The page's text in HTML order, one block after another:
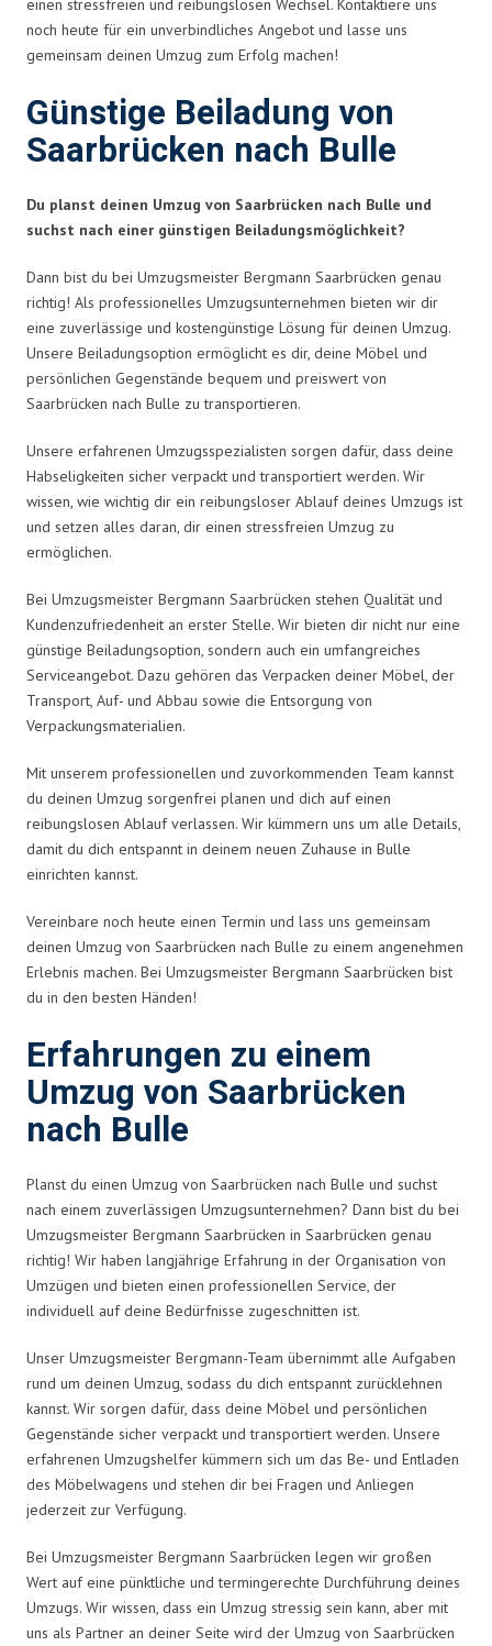
einen stressfreien und reibungslosen Wechsel. Kontaktiere uns
noch heute für ein unverbindliches Angebot und lasse uns
gemeinsam deinen Umzug zum Erfolg machen!
Günstige Beiladung von
Saarbrücken nach Bulle
Du planst deinen Umzug von Saarbrücken nach Bulle und
suchst nach einer günstigen Beiladungsmöglichkeit?
Dann bist du bei Umzugsmeister Bergmann Saarbrücken genau
richtig! Als professionelles Umzugsunternehmen bieten wir dir
eine zuverlässige und kostengünstige Lösung für deinen Umzug.
Unsere Beiladungsoption ermöglicht es dir, deine Möbel und
persönlichen Gegenstände bequem und preiswert von
Saarbrücken nach Bulle zu transportieren.
Unsere erfahrenen Umzugsspezialisten sorgen dafür, dass deine
Habseligkeiten sicher verpackt und transportiert werden. Wir
wissen, wie wichtig dir ein reibungsloser Ablauf deines Umzugs ist
und setzen alles daran, dir einen stressfreien Umzug zu
ermöglichen.
Bei Umzugsmeister Bergmann Saarbrücken stehen Qualität und
Kundenzufriedenheit an erster Stelle. Wir bieten dir nicht nur eine
günstige Beiladungsoption, sondern auch ein umfangreiches
Serviceangebot. Dazu gehören das Verpacken deiner Möbel, der
Transport, Auf- und Abbau sowie die Entsorgung von
Verpackungsmaterialien.
Mit unserem professionellen und zuvorkommenden Team kannst
du deinen Umzug sorgenfrei planen und dich auf einen
reibungslosen Ablauf verlassen. Wir kümmern uns um alle Details,
damit du dich entspannt in deinem neuen Zuhause in Bulle
einrichten kannst.
Vereinbare noch heute einen Termin und lass uns gemeinsam
deinen Umzug von Saarbrücken nach Bulle zu einem angenehmen
Erlebnis machen. Bei Umzugsmeister Bergmann Saarbrücken bist
du in den besten Händen!
Erfahrungen zu einem
Umzug von Saarbrücken
nach Bulle
Planst du einen Umzug von Saarbrücken nach Bulle und suchst
nach einem zuverlässigen Umzugsunternehmen? Dann bist du bei
Umzugsmeister Bergmann Saarbrücken in Saarbrücken genau
richtig! Wir haben langjährige Erfahrung in der Organisation von
Umzügen und bieten einen professionellen Service, der
individuell auf deine Bedürfnisse zugeschnitten ist.
Unser Umzugsmeister Bergmann-Team übernimmt alle Aufgaben
rund um deinen Umzug, sodass du dich entspannt zurücklehnen
kannst. Wir sorgen dafür, dass deine Möbel und persönlichen
Gegenstände sicher verpackt und transportiert werden. Unsere
erfahrenen Umzugshelfer kümmern sich um das Be- und Entladen
des Möbelwagens und stehen dir bei Fragen und Anliegen
jederzeit zur Verfügung.
Bei Umzugsmeister Bergmann Saarbrücken legen wir großen
Wert auf eine pünktliche und termingerechte Durchführung deines
Umzugs. Wir wissen, dass ein Umzug stressig sein kann, aber mit
uns als Partner an deiner Seite wird der Umzug von Saarbrücken